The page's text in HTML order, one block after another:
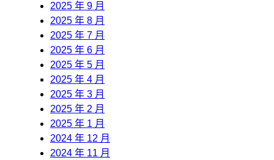
2025 年 9 月
2025 年 8 月
2025 年 7 月
2025 年 6 月
2025 年 5 月
2025 年 4 月
2025 年 3 月
2025 年 2 月
2025 年 1 月
2024 年 12 月
2024 年 11 月